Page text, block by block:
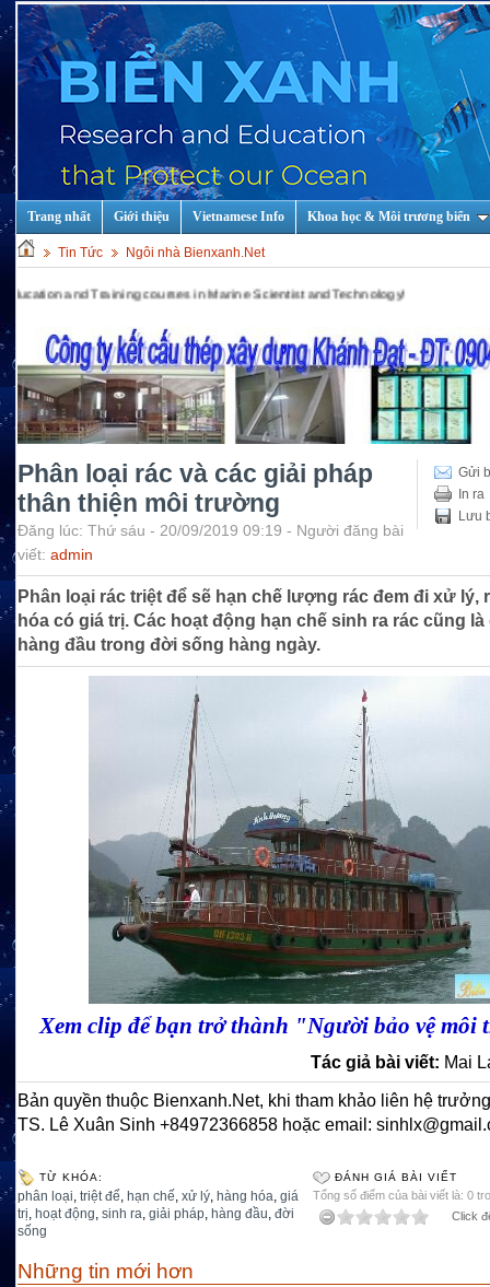
Trang nhất Giới thiệu Vietnamese Info Khoa học & Môi trương biển
Tin Tức Ngôi nhà Bienxanh.Net
Training courses in Marine Scientist and Technology!
Gửi
In ra
Lưu
Phân loại rác và các giải pháp
thân thiện môi trường
Đăng lúc: Thứ sáu - 20/09/2019 09:19 - Người đăng bài
viết: admin
Phân loại rác triệt để sẽ hạn chế lượng rác đem đi xử lý,
hóa có giá trị. Các hoạt động hạn chế sinh ra rác cũng là
hàng đầu trong đời sống hàng ngày.
Xem clip để bạn trở thành "Người bảo vệ
Tác giả bài viết: Mai
Bản quyền thuộc Bienxanh.Net, khi tham khảo liên hệ
TS. Lê Xuân Sinh +84972366858 hoặc email:
TỪ KHÓA:
phân loại, triệt để, hạn chế, xử lý, hàng hóa, giá
trị, hoạt động, sinh ra, giải pháp, hàng đầu, đời
sống
ĐÁNH GIÁ BÀI VIẾT
Tổng số điểm của bài viết là: 0
Click
Những tin mới hơn